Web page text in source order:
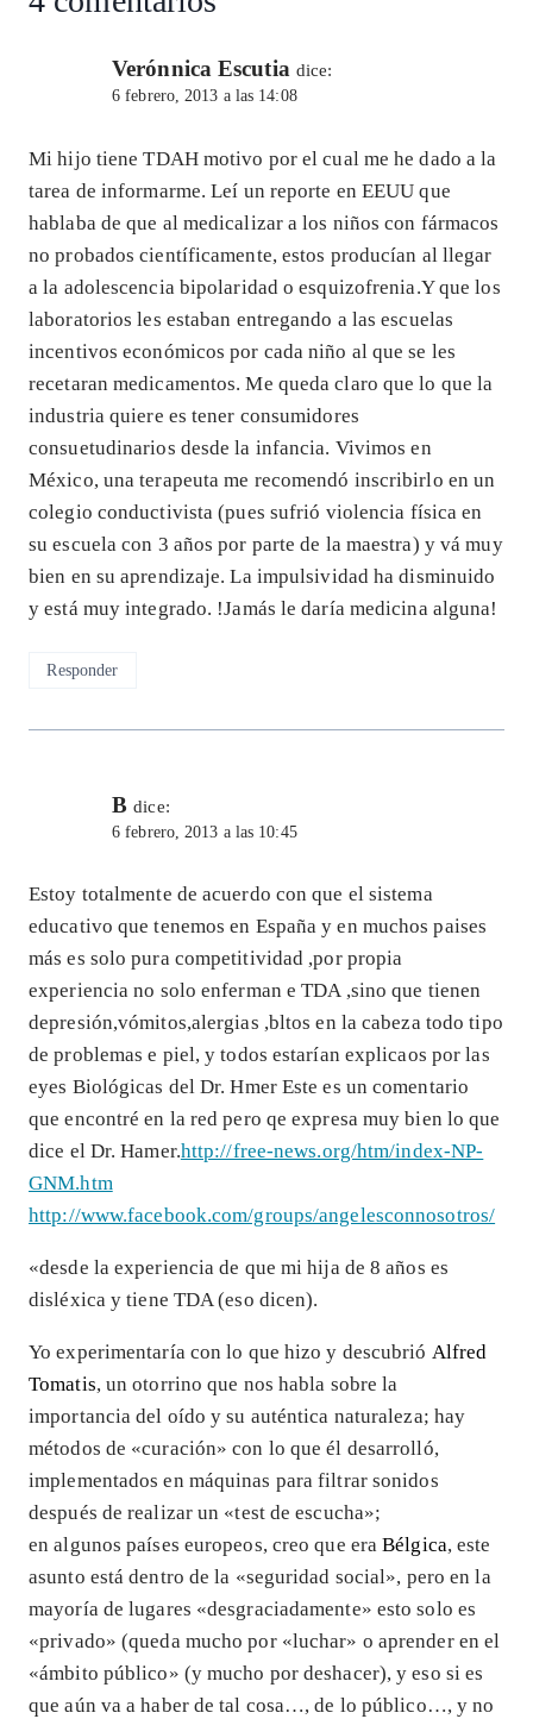
Verónnica Escutia dice:
6 febrero, 2013 a las 14:08
Mi hijo tiene TDAH motivo por el cual me he dado a la
tarea de informarme. Leí un reporte en EEUU que
hablaba de que al medicalizar a los niños con fármacos
no probados científicamente, estos producían al llegar
a la adolescencia bipolaridad o esquizofrenia.Y que los
laboratorios les estaban entregando a las escuelas
incentivos económicos por cada niño al que se les
recetaran medicamentos. Me queda claro que lo que la
industria quiere es tener consumidores
consuetudinarios desde la infancia. Vivimos en
México, una terapeuta me recomendó inscribirlo en un
colegio conductivista (pues sufrió violencia física en
su escuela con 3 años por parte de la maestra) y vá muy
bien en su aprendizaje. La impulsividad ha disminuido
y está muy integrado. !Jamás le daría medicina alguna!
Responder
B dice:
6 febrero, 2013 a las 10:45
Estoy totalmente de acuerdo con que el sistema
educativo que tenemos en España y en muchos paises
más es solo pura competitividad ,por propia
experiencia no solo enferman e TDA ,sino que tienen
depresión,vómitos,alergias ,bltos en la cabeza todo tipo
de problemas e piel, y todos estarían explicaos por las
eyes Biológicas del Dr. Hmer Este es un comentario
que encontré en la red pero qe expresa muy bien lo que
dice el Dr. Hamer.http://free-news.org/htm/index-NP-
GNM.htm
http://www.facebook.com/groups/angelesconnosotros/
«desde la experiencia de que mi hija de 8 años es
disléxica y tiene TDA (eso dicen).
Yo experimentaría con lo que hizo y descubrió Alfred
Tomatis, un otorrino que nos habla sobre la
importancia del oído y su auténtica naturaleza; hay
métodos de «curación» con lo que él desarrolló,
implementados en máquinas para filtrar sonidos
después de realizar un «test de escucha»;
en algunos países europeos, creo que eraBélgica, este
asunto está dentro de la «seguridad social», pero en la
mayoría de lugares «desgraciadamente» esto solo es
«privado» (queda mucho por «luchar» o aprender en el
«ámbito público» (y mucho por deshacer), y eso si es
que aún va a haber de tal cosa…, de lo público…, y no